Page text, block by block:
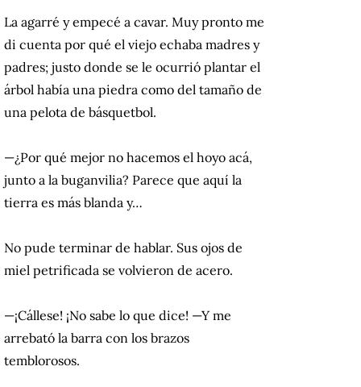
La agarré y empecé a cavar. Muy pronto me
di cuenta por qué el viejo echaba madres y
padres; justo donde se le ocurrió plantar el
árbol había una piedra como del tamaño de
una pelota de básquetbol.
—¿Por qué mejor no hacemos el hoyo acá,
junto a la buganvilia? Parece que aquí la
tierra es más blanda y…
No pude terminar de hablar. Sus ojos de
miel petrificada se volvieron de acero.
—¡Cállese! ¡No sabe lo que dice! —Y me
arrebató la barra con los brazos
temblorosos.